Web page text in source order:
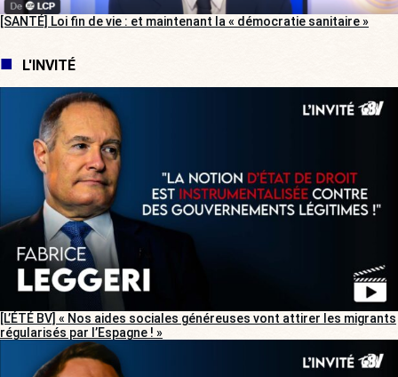
[SANTÉ] Loi fin de vie : et maintenant la « démocratie sanitaire »
L'INVITÉ
[L’ÉTÉ BV] « Nos aides sociales généreuses vont attirer les migrants
régularisés par l’Espagne ! »